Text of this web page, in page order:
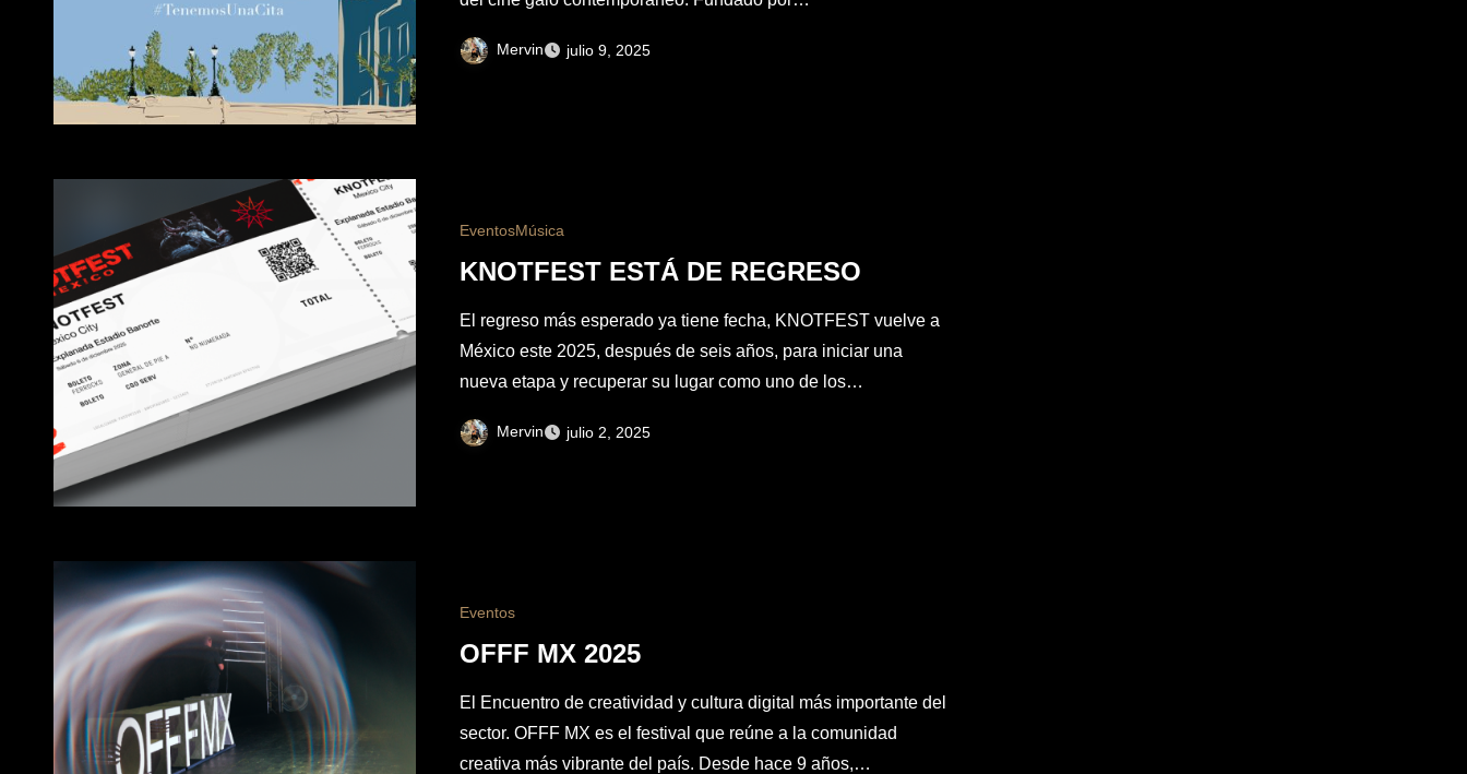
Mervin julio 9, 2025
EventosMúsica
KNOTFEST ESTÁ DE REGRESO
El regreso más esperado ya tiene fecha, KNOTFEST vuelve a
México este 2025, después de seis años, para iniciar una
nueva etapa y recuperar su lugar como uno de los…
Mervin julio 2, 2025
Eventos
OFFF MX 2025
El Encuentro de creatividad y cultura digital más importante del
sector. OFFF MX es el festival que reúne a la comunidad
creativa más vibrante del país. Desde hace 9 años,…